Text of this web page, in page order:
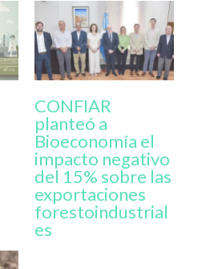
CONFIAR
planteó a
Bioeconomía el
impacto negativo
del 15% sobre las
exportaciones
forestoindustrial
es